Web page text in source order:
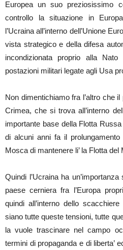
Europea un suo preziosissimo
controllo
la situazione in
l’Ucraina all’interno dell’Unione
vista strategico e della difesa
incondizionata proprio alla
postazioni militari legate agli Usa
Non dimentichiamo fra l’altro che
Crimea, che si trova all’interno
importante base della Flotta
di alcuni anni fa il
Mosca di mantenere li’ la Flotta del
Quindi l’Ucraina ha
paese cerniera fra l’Europa
quindi all’interno dello
siano tutte queste tensioni, tutte
la vuole trascinare nel campo
termini di propaganda e di liberta’